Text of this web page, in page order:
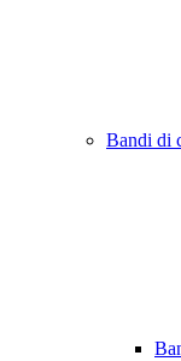
Bandi di